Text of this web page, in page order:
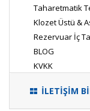
Taharetmatik
Klozet Üstü &
Rezervuar İç
BLOG
KVKK
İLETİŞİM